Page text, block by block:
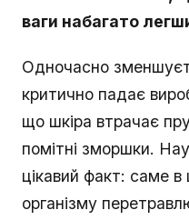
ваги набагато
Одночасно
критично падає
що шкіра втрачає
помітні зморшки.
цікавий факт: саме в
організму